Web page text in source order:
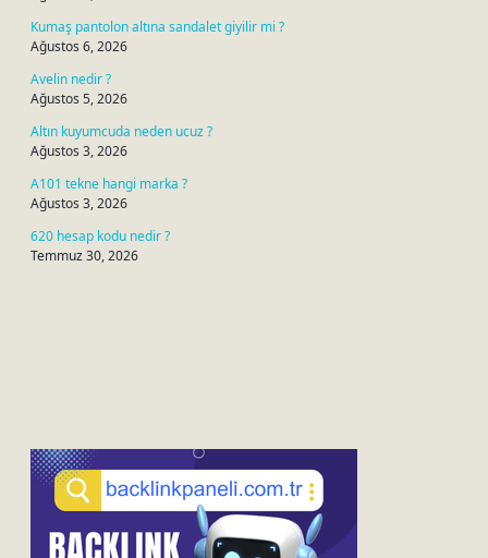
Kumaş pantolon altına sandalet giyilir mi ?
Ağustos 6, 2026
Avelin nedir ?
Ağustos 5, 2026
Altın kuyumcuda neden ucuz ?
Ağustos 3, 2026
A101 tekne hangi marka ?
Ağustos 3, 2026
620 hesap kodu nedir ?
Temmuz 30, 2026